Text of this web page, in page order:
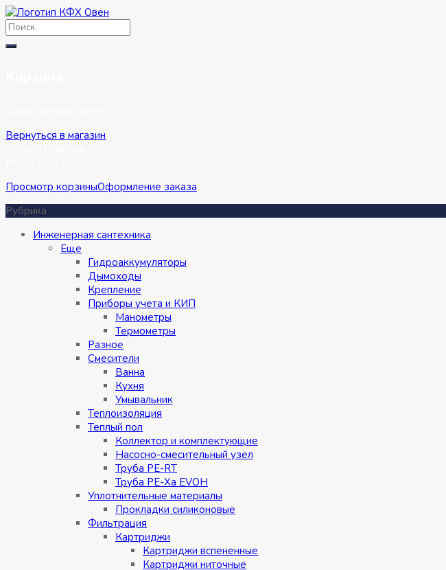
Перейти
к
содержимому
Вернуться в магазин
Просмотр корзиныОформление заказа
Рубрика
Инженерная сантехника
Eще
Гидроаккумуляторы
Дымоходы
Крепление
Приборы учета и КИП
Манометры
Термометры
Разное
Смесители
Ванна
Кухня
Умывальник
Теплоизоляция
Теплый пол
Коллектор и комплектующие
Насосно-смесительный узел
Труба PE-RT
Труба PE-Xa EVOH
Уплотнительные материалы
Прокладки силиконовые
Фильтрация
Картриджи
Картриджи вспененные
Картриджи ниточные